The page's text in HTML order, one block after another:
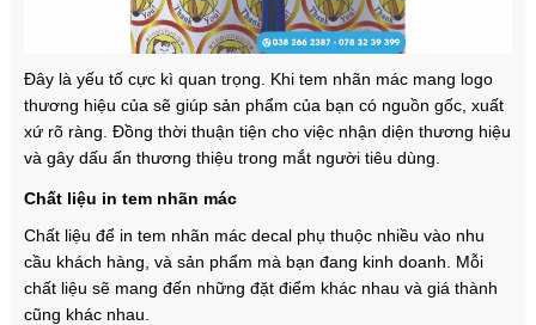
Đây là yếu tố cực kì quan trọng. Khi tem nhãn mác mang logo
thương hiệu của sẽ giúp sản phẩm của bạn có nguồn gốc, xuất
xứ rõ ràng. Đồng thời thuận tiện cho việc nhận diện thương hiệu
và gây dấu ấn thương thiệu trong mắt người tiêu dùng.
Chất liệu in tem nhãn mác
Chất liệu để in tem nhãn mác decal phụ thuộc nhiều vào nhu
cầu khách hàng, và sản phẩm mà bạn đang kinh doanh. Mỗi
chất liệu sẽ mang đến những đặt điểm khác nhau và giá thành
cũng khác nhau.